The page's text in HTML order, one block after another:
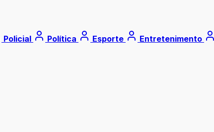
Policial Política Esporte Entretenimento